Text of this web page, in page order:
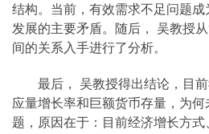
结构。当前，有效需求不足问题
发展的主要矛盾。随后， 吴教授
间的关系入手进行了分析。
最后， 吴教授得出结论，目
应量增长率和巨额货币存量，为
题，原因在于：目前经济增长方